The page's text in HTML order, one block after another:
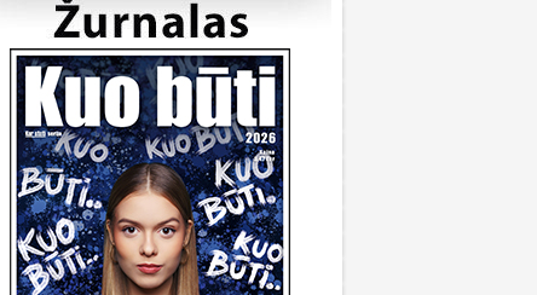
diena, tokiu klausimu rekomenduojame po
pasirašymo kreiptis į dekanatą prieš
suformavimą arba teikti prašymą dėl
keitimo, kai grupės jau bus aiškios.
LSMU SRT
Klaipėdos valstybinė kolegija
diena, taip, galite susisiekti su mumis šiais
www.kvk.lt/stojantiesiems/priemimas-i-
KVK
Utenos kolegija
kada reikėtu kreiptis del užskaitymu
iš pabaigtos kolegijos/profesines